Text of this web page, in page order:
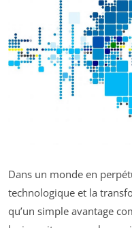
Dans un monde en
technologique et la
qu’un simple avantage